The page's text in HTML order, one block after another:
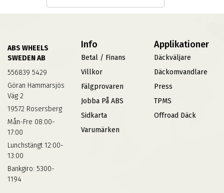
ABS WHEELS
SWEDEN AB
556839 5429
Göran Hammarsjös
Väg 2
19572 Rosersberg
Mån-Fre 08:00-
17:00
Lunchstängt 12:00-
13:00
Bankgiro: 5300-
1194
Info
Betal / Finans
Villkor
Fälgprovaren
Jobba På ABS
Sidkarta
Varumärken
Applikationer
Däckväljare
Däckomvandlare
Press
TPMS
Offroad Däck